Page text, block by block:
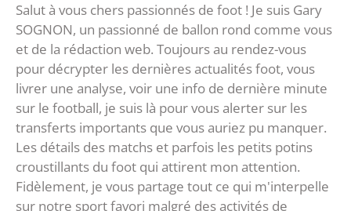
Salut à vous chers passionnés de foot ! Je suis Gary
SOGNON, un passionné de ballon rond comme vous
et de la rédaction web. Toujours au rendez-vous
pour décrypter les dernières actualités foot, vous
livrer une analyse, voir une info de dernière minute
sur le football, je suis là pour vous alerter sur les
transferts importants que vous auriez pu manquer.
Les détails des matchs et parfois les petits potins
croustillants du foot qui attirent mon attention.
Fidèlement, je vous partage tout ce qui m'interpelle
sur notre sport favori malgré des activités de